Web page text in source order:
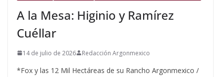
A la Mesa: Higinio y Ramírez
Cuéllar
14 de julio de 2026 Redacción Argonmexico
*Fox y las 12 Mil Hectáreas de su Rancho Argonmexico /